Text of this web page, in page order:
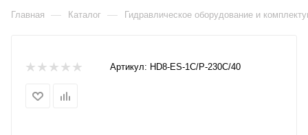
Главная — Каталог — Гидравлическое оборудование и
Артикул: HD8-ES-1C/P-230C/40